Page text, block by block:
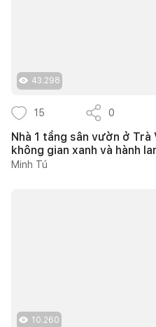
43.298
15 0
Nhà 1 tầng sân vườn ở Trà
không gian xanh và hành
Minh Tú
10.260